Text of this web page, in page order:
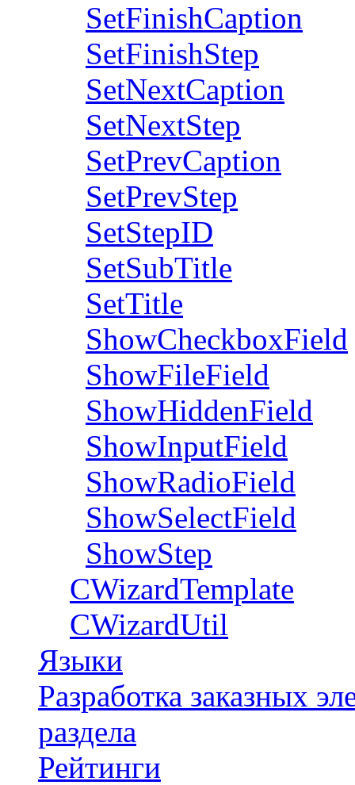
SetFinishCaption
SetFinishStep
SetNextCaption
SetNextStep
SetPrevCaption
SetPrevStep
SetStepID
SetSubTitle
SetTitle
ShowCheckboxField
ShowFileField
ShowHiddenField
ShowInputField
ShowRadioField
ShowSelectField
ShowStep
CWizardTemplate
CWizardUtil
Языки
Разработка заказных
раздела
Рейтинги